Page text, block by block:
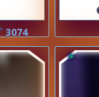
3074